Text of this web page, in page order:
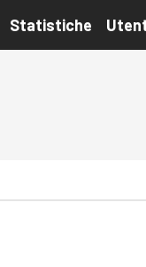
Statistiche